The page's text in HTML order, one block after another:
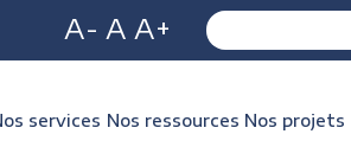
A- A A+
services Nos ressources Nos projets